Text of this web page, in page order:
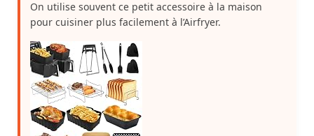
On utilise souvent ce petit accessoire à la maison
pour cuisiner plus facilement à l’Airfryer.